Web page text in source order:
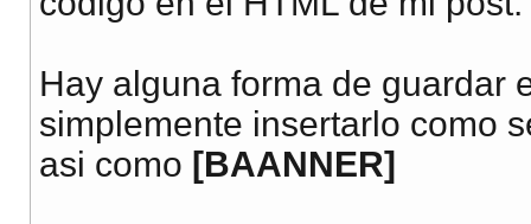
Hay alguna forma de guardar
simplemente insertarlo como
asi como [BAANNER]